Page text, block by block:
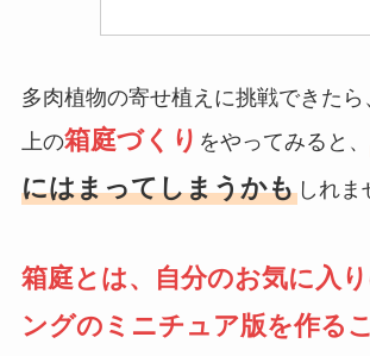
多肉植物の寄せ植えに挑戦できた
上の箱庭づくり をやってみると、
にはまってしまうかもしれま
箱庭とは、自分のお気に入
ングのミニチュア版を作る